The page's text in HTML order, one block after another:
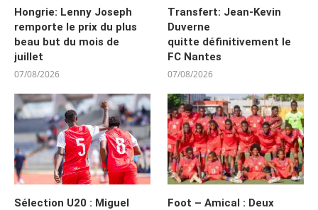
Hongrie: Lenny Joseph
remporte le prix du plus
beau but du mois de
juillet
07/08/2026
Transfert: Jean-Kevin
Duverne
quitte définitivement le
FC Nantes
07/08/2026
Sélection U20 : Miguel
Foot – Amical : Deux